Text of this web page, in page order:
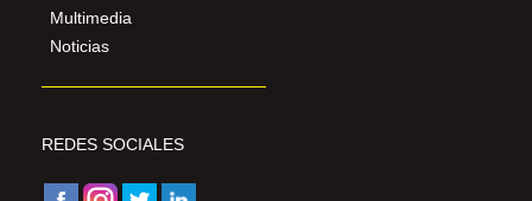
Multimedia
Noticias
REDES SOCIALES